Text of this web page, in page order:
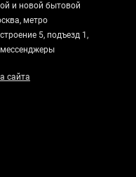
и новой бытовой
метро
5, подъезд 1,
сайта